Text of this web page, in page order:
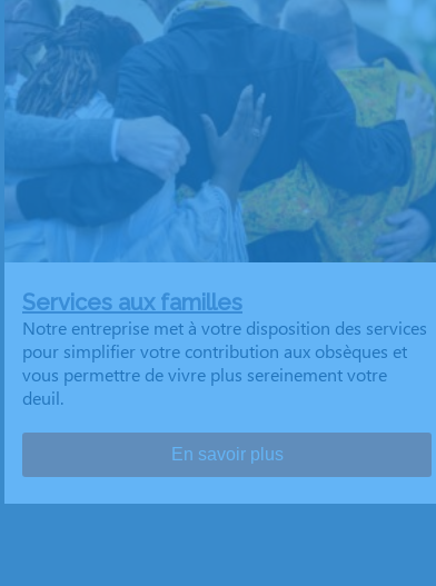
Services aux familles
Notre entreprise met à votre disposition des services
pour simplifier votre contribution aux obsèques et
vous permettre de vivre plus sereinement votre
deuil.
En savoir plus